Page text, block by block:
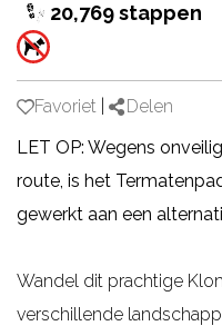
20,769 stappen
Favoriet
Favoriet
Delen
LET OP: Wegens
route, is het
gewerkt aan een
Wandel dit prachtige
verschillende